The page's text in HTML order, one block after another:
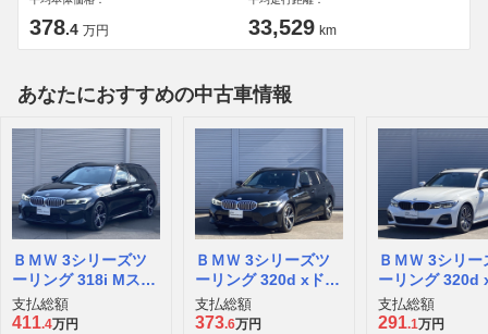
378.4 万円 33,529 km
あなたにおすすめの中古車情報
ＢＭＷ 3シリーズツ
ーリング 318i Mスポ
ーツ
支払総額
411.4万円
ＢＭＷ 3シリーズツ
ーリング 320d xドラ
イブ Mスポーツ ディ
ーゼルターボ 4WD
支払総額
373.6万円
ＢＭＷ 3シリー
ーリング 320d
イブ Mスポー
ーゼルターボ
支払総額
291.1万円